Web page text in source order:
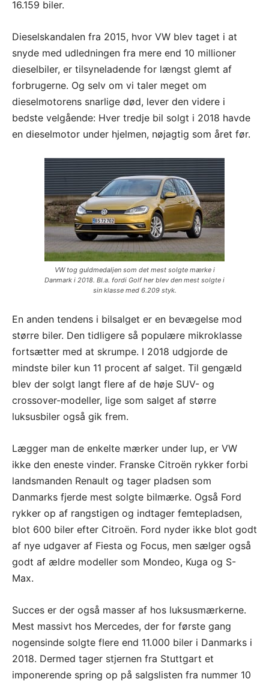
16.159 biler.
Dieselskandalen fra 2015, hvor VW blev taget i at
snyde med udledningen fra mere end 10 millioner
dieselbiler, er tilsyneladende for længst glemt af
forbrugerne. Og selv om vi taler meget om
dieselmotorens snarlige død, lever den videre i
bedste velgående: Hver tredje bil solgt i 2018 havde
en dieselmotor under hjelmen, nøjagtig som året før.
VW tog guldmedaljen som det mest solgte mærke i
Danmark i 2018. Bl.a. fordi Golf her blev den mest solgte i
sin klasse med 6.209 styk.
En anden tendens i bilsalget er en bevægelse mod
større biler. Den tidligere så populære mikroklasse
fortsætter med at skrumpe. I 2018 udgjorde de
mindste biler kun 11 procent af salget. Til gengæld
blev der solgt langt flere af de høje SUV- og
crossover-modeller, lige som salget af større
luksusbiler også gik frem.
Lægger man de enkelte mærker under lup, er VW
ikke den eneste vinder. Franske Citroën rykker forbi
landsmanden Renault og tager pladsen som
Danmarks fjerde mest solgte bilmærke. Også Ford
rykker op af rangstigen og indtager femtepladsen,
blot 600 biler efter Citroën. Ford nyder ikke blot godt
af nye udgaver af Fiesta og Focus, men sælger også
godt af ældre modeller som Mondeo, Kuga og S-
Max.
Succes er der også masser af hos luksusmærkerne.
Mest massivt hos Mercedes, der for første gang
nogensinde solgte flere end 11.000 biler i Danmarks i
2018. Dermed tager stjernen fra Stuttgart et
imponerende spring op på salgslisten fra nummer 10